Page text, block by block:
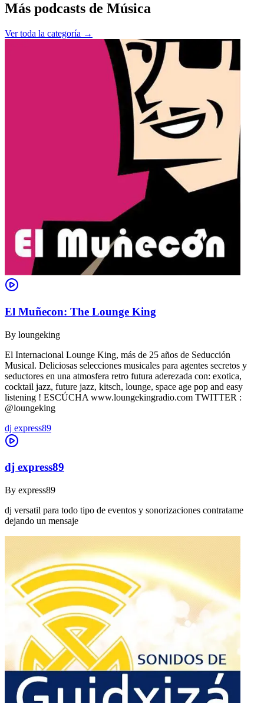
Más podcasts de Música
Ver toda la categoría →
El Muñecon: The Lounge King
By loungeking
El Internacional Lounge King, más de 25 años de Seducción
Musical. Deliciosas selecciones musicales para agentes secretos y
seductores en una atmosfera retro futura aderezada con: exotica,
cocktail jazz, future jazz, kitsch, lounge, space age pop and easy
listening ! ESCÚCHA www.loungekingradio.com TWITTER :
@loungeking
dj express89
dj express89
By express89
dj versatil para todo tipo de eventos y sonorizaciones contratame
dejando un mensaje